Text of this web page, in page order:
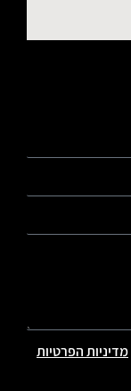
מדיניות הפרטיות